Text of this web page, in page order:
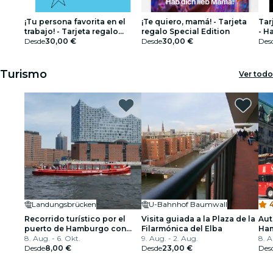
¡Tu persona favorita en el
trabajo! - Tarjeta regalo
Special Edition
Desde30,00 €
¡Te quiero, mamá! - Tarjeta
regalo Special Edition
Desde30,00 €
-
Turismo Ver todo
Landungsbrücken
Recorrido turístico por el
puerto de Hamburgo con
paradas libres
8. Aug. - 6. Okt.
Desde8,00 €
U-Bahnhof Baumwall
Visita guiada a la Plaza de la
Filarmónica del Elba
9. Aug. - 2. Aug.
Desde23,00 €
8.